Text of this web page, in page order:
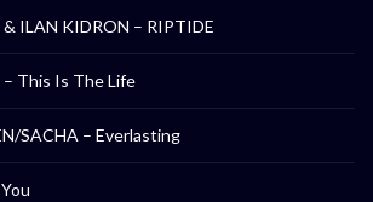
ILAN KIDRON – RIPTIDE
This Is The Life
SACHA – Everlasting